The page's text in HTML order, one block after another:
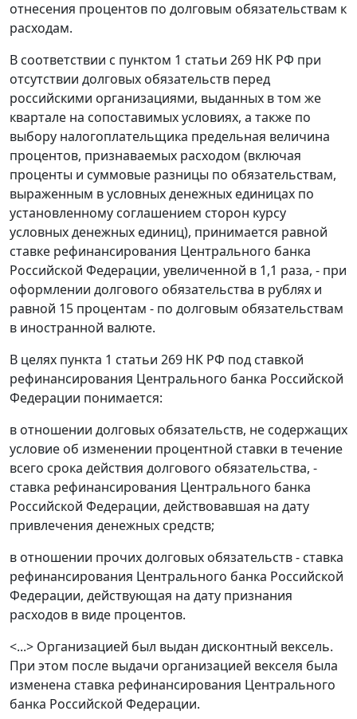
отнесения процентов по долговым обязательствам к
расходам.
В соответствии с пунктом 1 статьи 269 НК РФ при
отсутствии долговых обязательств перед
российскими организациями, выданных в том же
квартале на сопоставимых условиях, а также по
выбору налогоплательщика предельная величина
процентов, признаваемых расходом (включая
проценты и суммовые разницы по обязательствам,
выраженным в условных денежных единицах по
установленному соглашением сторон курсу
условных денежных единиц), принимается равной
ставке рефинансирования Центрального банка
Российской Федерации, увеличенной в 1,1 раза, - при
оформлении долгового обязательства в рублях и
равной 15 процентам - по долговым обязательствам
в иностранной валюте.
В целях пункта 1 статьи 269 НК РФ под ставкой
рефинансирования Центрального банка Российской
Федерации понимается:
в отношении долговых обязательств, не содержащих
условие об изменении процентной ставки в течение
всего срока действия долгового обязательства, -
ставка рефинансирования Центрального банка
Российской Федерации, действовавшая на дату
привлечения денежных средств;
в отношении прочих долговых обязательств - ставка
рефинансирования Центрального банка Российской
Федерации, действующая на дату признания
расходов в виде процентов.
<...> Организацией был выдан дисконтный вексель.
При этом после выдачи организацией векселя была
изменена ставка рефинансирования Центрального
банка Российской Федерации.